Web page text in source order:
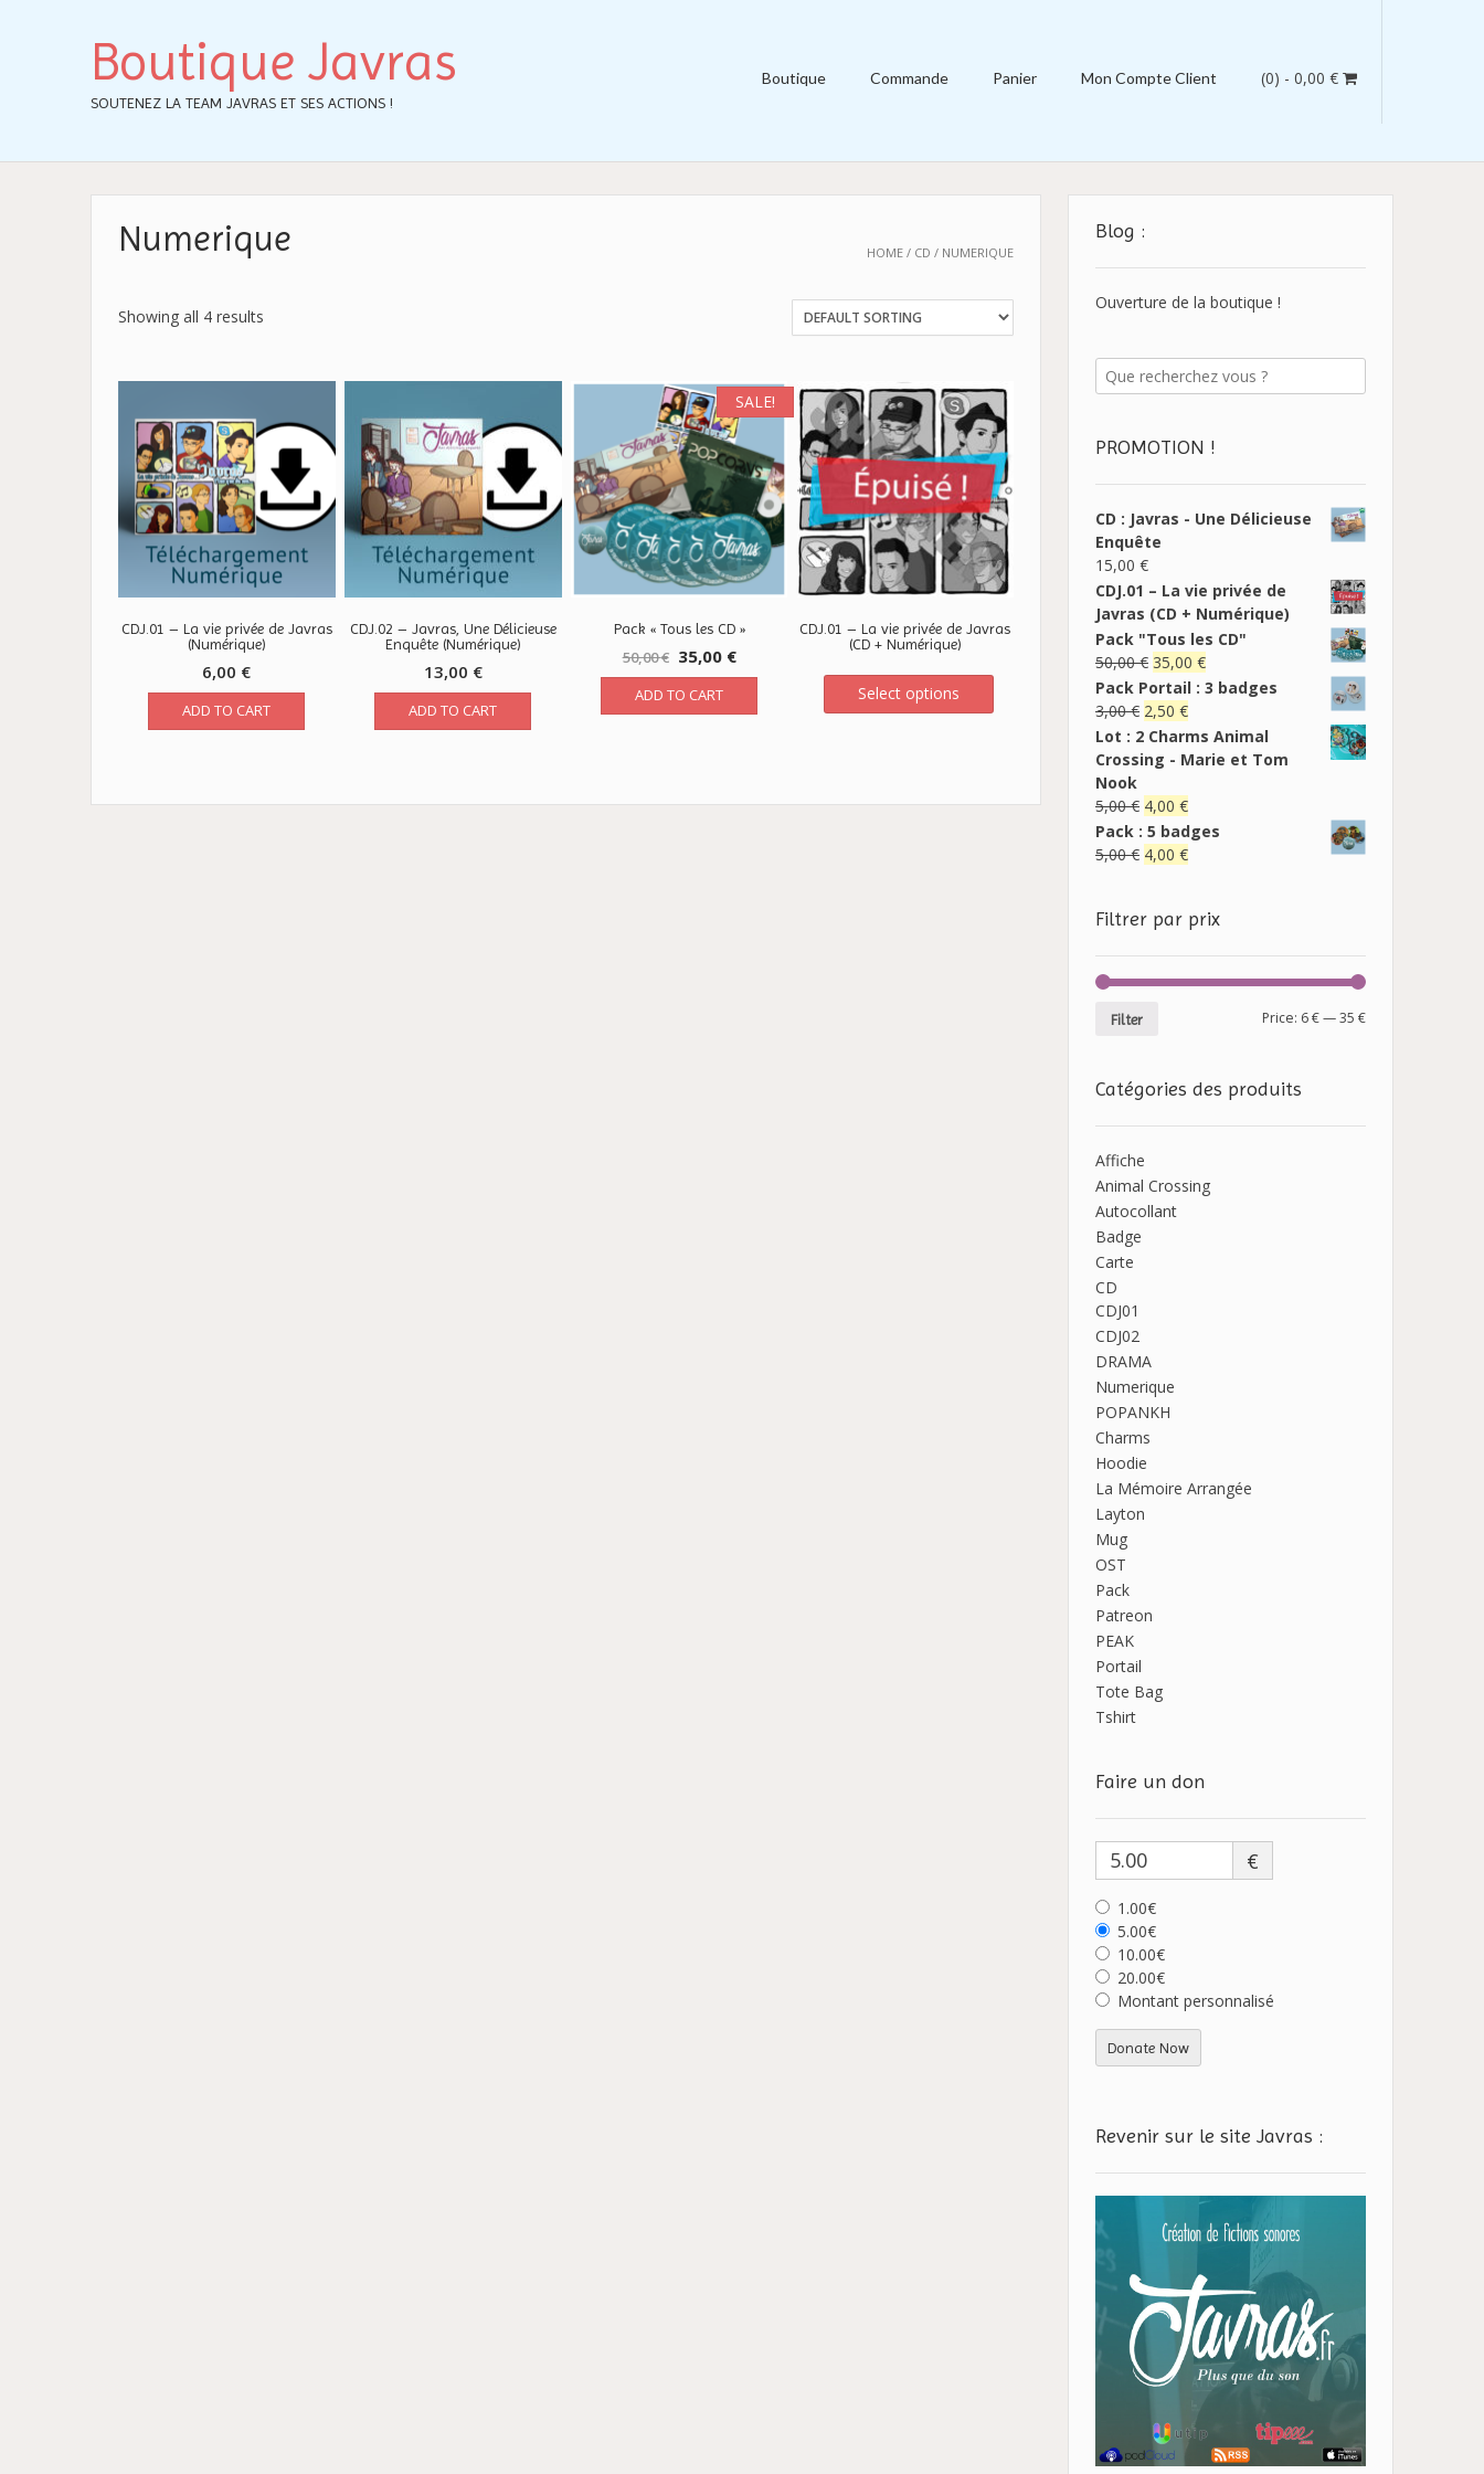
Boutique Javras
SOUTENEZ LA TEAM JAVRAS ET SES ACTIONS !
(0) - 0,00 €
Boutique Commande Panier Mon Compte Client
HOME / CD / NUMERIQUE
Numerique
Showing all 4 results
CDJ.01 – La vie privée de Javras
(Numérique)
6,00 €
ADD TO CART
CDJ.02 – Javras, Une Délicieuse
Enquête (Numérique)
13,00 €
ADD TO CART
SALE!
Pack « Tous les CD »
50,00€ 35,00 €
ADD TO CART
CDJ.01 – La vie privée de Javras
(CD + Numérique)
Select options
Blog :
Ouverture de la boutique !
PROMOTION !
CD : Javras - Une Délicieuse
Enquête
15,00 €
CDJ.01 – La vie privée de
Javras (CD + Numérique)
Pack "Tous les CD"
50,00€ 35,00 €
Pack Portail : 3 badges
3,00€ 2,50 €
Lot : 2 Charms Animal
Crossing - Marie et Tom
Nook
5,00€ 4,00 €
Pack : 5 badges
5,00€ 4,00 €
Filtrer par prix
Filter Price: 6 €—35 €
Catégories des produits
Affiche
Animal Crossing
Autocollant
Badge
Carte
CD
CDJ01
CDJ02
DRAMA
Numerique
POPANKH
Charms
Hoodie
La Mémoire Arrangée
Layton
Mug
OST
Pack
Patreon
PEAK
Portail
Tote Bag
Tshirt
Faire un don
€
1.00€
5.00€
10.00€
20.00€
Montant personnalisé
Donate Now
Revenir sur le site Javras :